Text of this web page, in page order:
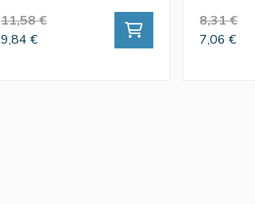
11,58 €
9,84 €
8,31 €
7,06 €